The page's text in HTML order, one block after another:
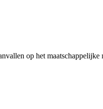
op het maatschappelijke